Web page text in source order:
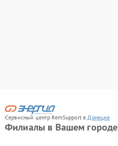
Сервисный центр RemSupport вДонецке
Филиалы в Вашем городе